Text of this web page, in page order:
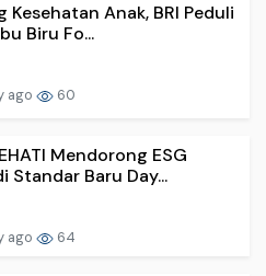
Kesehatan Anak, BRI Peduli
Biru Fo...
ago 60
Mendorong ESG
Standar Baru Day...
ago 64